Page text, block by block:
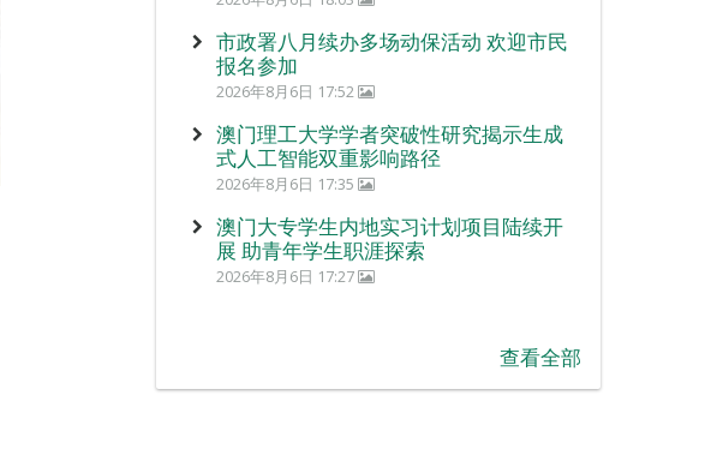
市政署八月续办多场动保活动 欢迎市民
报名参加
2026年8月6日 17:52
澳门理工大学学者突破性研究揭示生成
式人工智能双重影响路径
2026年8月6日 17:35
澳门大专学生内地实习计划项目陆续开
展 助青年学生职涯探索
2026年8月6日 17:27
查看全部